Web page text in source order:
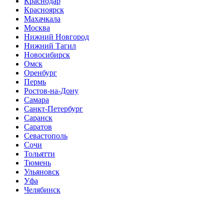
Красноярск
Махачкала
Москва
Нижний Новгород
Нижний Тагил
Новосибирск
Омск
Оренбург
Пермь
Ростов-на-Дону
Самара
Санкт-Петербург
Саранск
Саратов
Севастополь
Сочи
Тольятти
Тюмень
Ульяновск
Уфа
Челябинск